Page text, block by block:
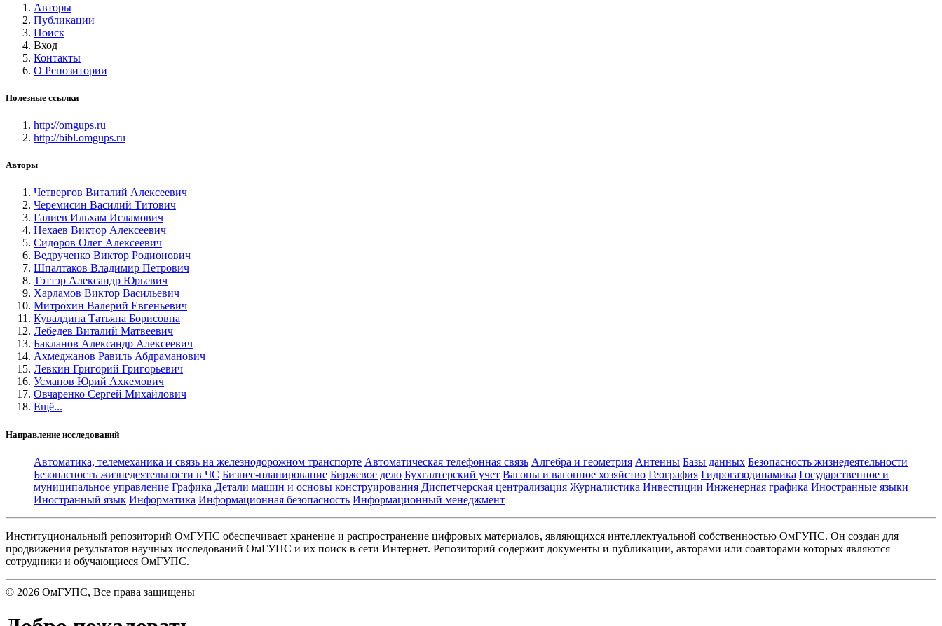
Авторы
Публикации
Поиск
Вход
Контакты
О Репозитории
Полезные ссылки
http://omgups.ru
http://bibl.omgups.ru
Авторы
Четвергов Виталий Алексеевич
Черемисин Василий Титович
Галиев Ильхам Исламович
Нехаев Виктор Алексеевич
Сидоров Олег Алексеевич
Ведрученко Виктор Родионович
Шпалтаков Владимир Петрович
Тэттэр Александр Юрьевич
Харламов Виктор Васильевич
Митрохин Валерий Евгеньевич
Кувалдина Татьяна Борисовна
Лебедев Виталий Матвеевич
Бакланов Александр Алексеевич
Ахмеджанов Равиль Абдраманович
Левкин Григорий Григорьевич
Усманов Юрий Ахкемович
Овчаренко Сергей Михайлович
Ещё...
Направление исследований
Автоматика, телемеханика и связь на железнодорожном транспорте Автоматическая телефонная связь Алгебра и геометрия Антенны Базы данных Безопасность жизнедеятельности
Безопасность жизнедеятельности в ЧС Бизнес-планирование Биржевое дело Бухгалтерский учет Вагоны и вагонное хозяйство География Гидрогазодинамика Государственное и
муниципальное управление Графика Детали машин и основы конструирования Диспетчерская централизация Журналистика Инвестиции Инженерная графика Иностранные языки
Иностранный язык Информатика Информационная безопасность Информационный менеджмент
Институциональный репозиторий ОмГУПС обеспечивает хранение и распространение цифровых материалов, являющихся интеллектуальной собственностью ОмГУПС. Он создан для
продвижения результатов научных исследований ОмГУПС и их поиск в сети Интернет. Репозиторий содержит документы и публикации, авторами или соавторами которых являются
сотрудники и обучающиеся ОмГУПС.
© 2026 ОмГУПС, Все права защищены